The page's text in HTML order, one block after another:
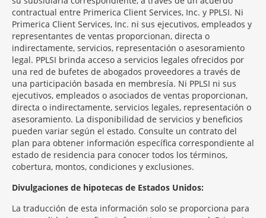
contractual entre Primerica Client Services, Inc. y PPLSI. Ni
Primerica Client Services, Inc. ni sus ejecutivos, empleados y
representantes de ventas proporcionan, directa o
indirectamente, servicios, representación o asesoramiento
legal. PPLSI brinda acceso a servicios legales ofrecidos por
una red de bufetes de abogados proveedores a través de
una participación basada en membresía. Ni PPLSI ni sus
ejecutivos, empleados o asociados de ventas proporcionan,
directa o indirectamente, servicios legales, representación o
asesoramiento. La disponibilidad de servicios y beneficios
pueden variar según el estado. Consulte un contrato del
plan para obtener información específica correspondiente al
estado de residencia para conocer todos los términos,
cobertura, montos, condiciones y exclusiones.
Morgage
Section
Divulgaciones de hipotecas de Estados Unidos:
La traducción de esta información solo se proporciona para